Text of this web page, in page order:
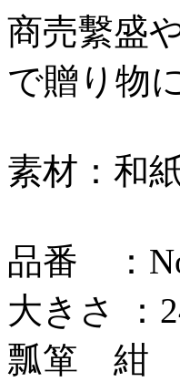
商売繫盛
で贈り物
素材：和
品番 ：
大きさ ：
瓢箪 紺